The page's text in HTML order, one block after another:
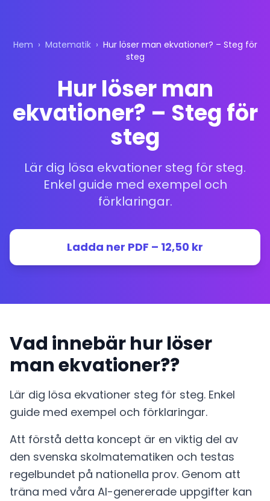
Hem › Matematik › Hur löser man ekvationer? – Steg för
steg
Hur löser man
ekvationer? – Steg för
steg
Lär dig lösa ekvationer steg för steg.
Enkel guide med exempel och
förklaringar.
Ladda ner PDF – 12,50 kr
Vad innebär hur löser
man ekvationer??
Lär dig lösa ekvationer steg för steg. Enkel
guide med exempel och förklaringar.
Att förstå detta koncept är en viktig del av
den svenska skolmatematiken och testas
regelbundet på nationella prov. Genom att
träna med våra AI-genererade uppgifter kan